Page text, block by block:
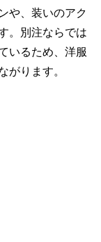
や、装いのアク
。別注ならでは
いるため、洋服
ります。